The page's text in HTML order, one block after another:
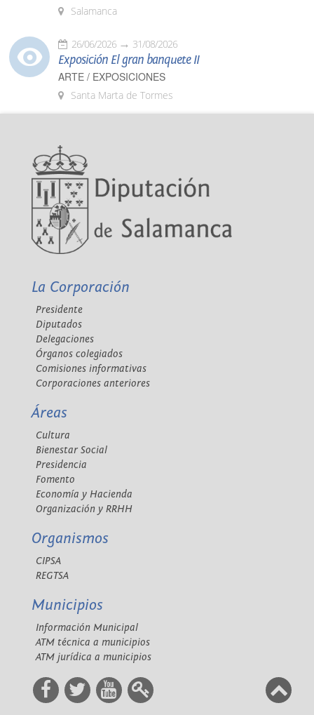
Salamanca
26/06/2026 31/08/2026
Exposición El gran banquete II
ARTE / EXPOSICIONES
Santa Marta de Tormes
La Corporación
Presidente
Diputados
Delegaciones
Órganos colegiados
Comisiones informativas
Corporaciones anteriores
Áreas
Cultura
Bienestar Social
Presidencia
Fomento
Economía y Hacienda
Organización y RRHH
Organismos
CIPSA
REGTSA
Municipios
Información Municipal
ATM técnica a municipios
ATM jurídica a municipios